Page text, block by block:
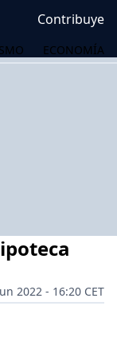
Contribuye
ECONOMÍA
2022 - 16:20 CET